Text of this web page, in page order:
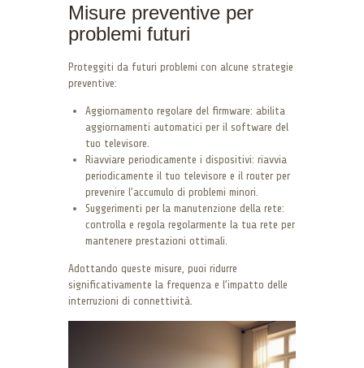
Misure preventive per
problemi futuri
Proteggiti da futuri problemi con alcune strategie
preventive:
Aggiornamento regolare del firmware: abilita
aggiornamenti automatici per il software del
tuo televisore.
Riavviare periodicamente i dispositivi: riavvia
periodicamente il tuo televisore e il router per
prevenire l’accumulo di problemi minori.
Suggerimenti per la manutenzione della rete:
controlla e regola regolarmente la tua rete per
mantenere prestazioni ottimali.
Adottando queste misure, puoi ridurre
significativamente la frequenza e l’impatto delle
interruzioni di connettività.